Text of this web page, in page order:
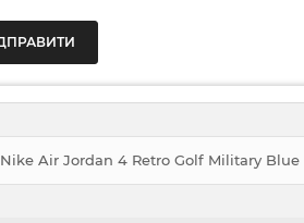
Nike Air Jordan 4 Retro Golf Military Blue